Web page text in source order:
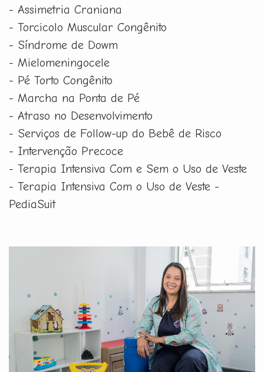
- Assimetria Craniana
- Torcicolo Muscular Congênito
- Síndrome de Dowm
- Mielomeningocele
- Pé Torto Congênito
- Marcha na Ponta de Pé
- Atraso no Desenvolvimento
- Serviços de Follow-up do Bebê de Risco
- Intervenção Precoce
- Terapia Intensiva Com e Sem o Uso de Veste
- Terapia Intensiva Com o Uso de Veste -
PediaSuit